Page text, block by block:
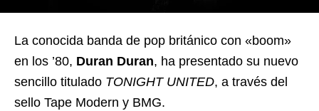
La conocida banda de pop británico con «boom»
en los ’80, Duran Duran, ha presentado su nuevo
sencillo titulado TONIGHT UNITED, a través del
sello Tape Modern y BMG.